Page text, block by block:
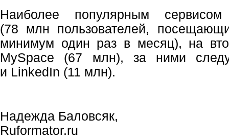
Наиболее популярным
(78 млн пользователей,
минимум один раз в месяц), на
MySpace (67 млн), за ними
и LinkedIn (11 млн).
Надежда Баловсяк,
Ruformator.ru